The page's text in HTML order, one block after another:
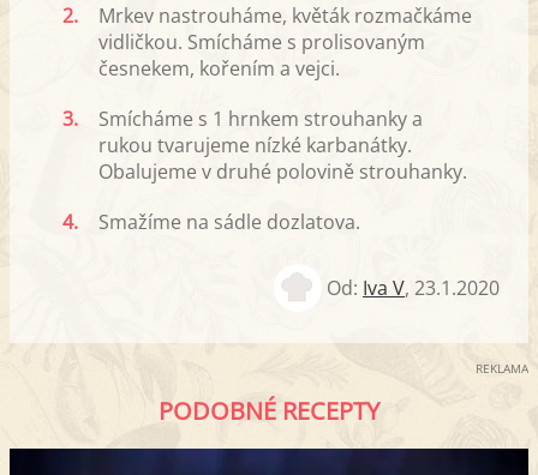
2.
Mrkev nastrouháme, květák rozmačkáme
vidličkou. Smícháme s prolisovaným
česnekem, kořením a vejci.
3.
Smícháme s 1 hrnkem strouhanky a
rukou tvarujeme nízké karbanátky.
Obalujeme v druhé polovině strouhanky.
4.
Smažíme na sádle dozlatova.
Od: Iva V, 23.1.2020
REKLAMA
PODOBNÉ RECEPTY